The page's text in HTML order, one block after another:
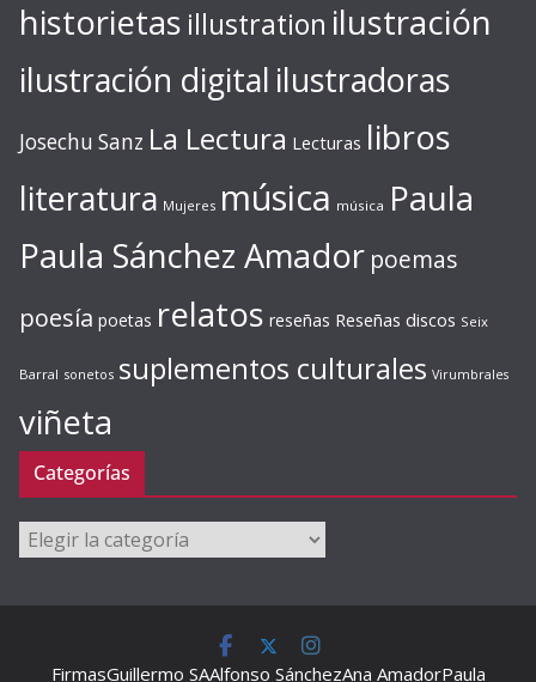
historietas illustration ilustración
ilustración digital ilustradoras
Josechu Sanz La Lectura Lecturas libros
literatura Mujeres música música Paula
Paula Sánchez Amador poemas
poesía poetas relatos reseñas Reseñas discos Seix
Barral sonetos suplementos culturales Virumbrales
viñeta
Categorías
Categorías
FirmasGuillermo SAAlfonso SánchezAna AmadorPaula